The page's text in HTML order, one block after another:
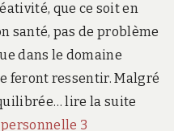
que ce soit en
santé, pas de problème
dans le domaine
feront ressentir. Malgré
lire la suite
personnelle 3